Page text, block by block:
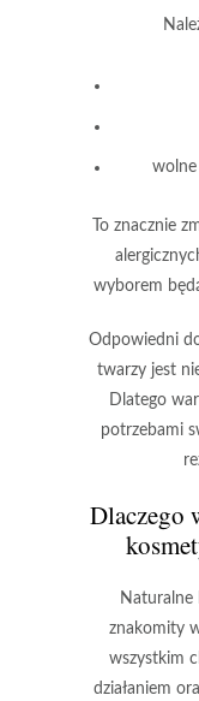
wolne
To znacznie
wyborem
Odpowiedni
twarzy jest
Dlatego
potrzebami
Dlaczego
Naturalne
znakomity
wszystkim
działaniem